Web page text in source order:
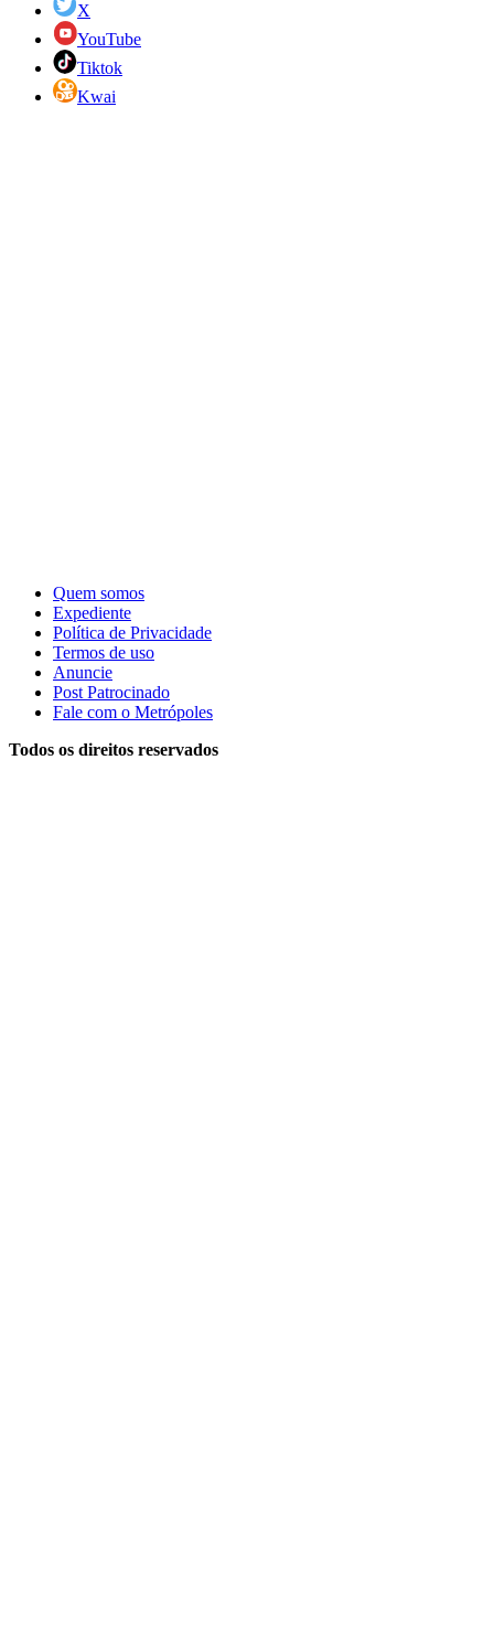
X
YouTube
Tiktok
Kwai
Quem somos
Expediente
Política de Privacidade
Termos de uso
Anuncie
Post Patrocinado
Fale com o Metrópoles
Todos os direitos reservados